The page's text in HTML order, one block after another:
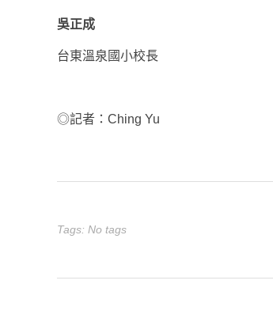
吳正成
台東溫泉國小校長
◎記者：Ching Yu
Tags: No tags